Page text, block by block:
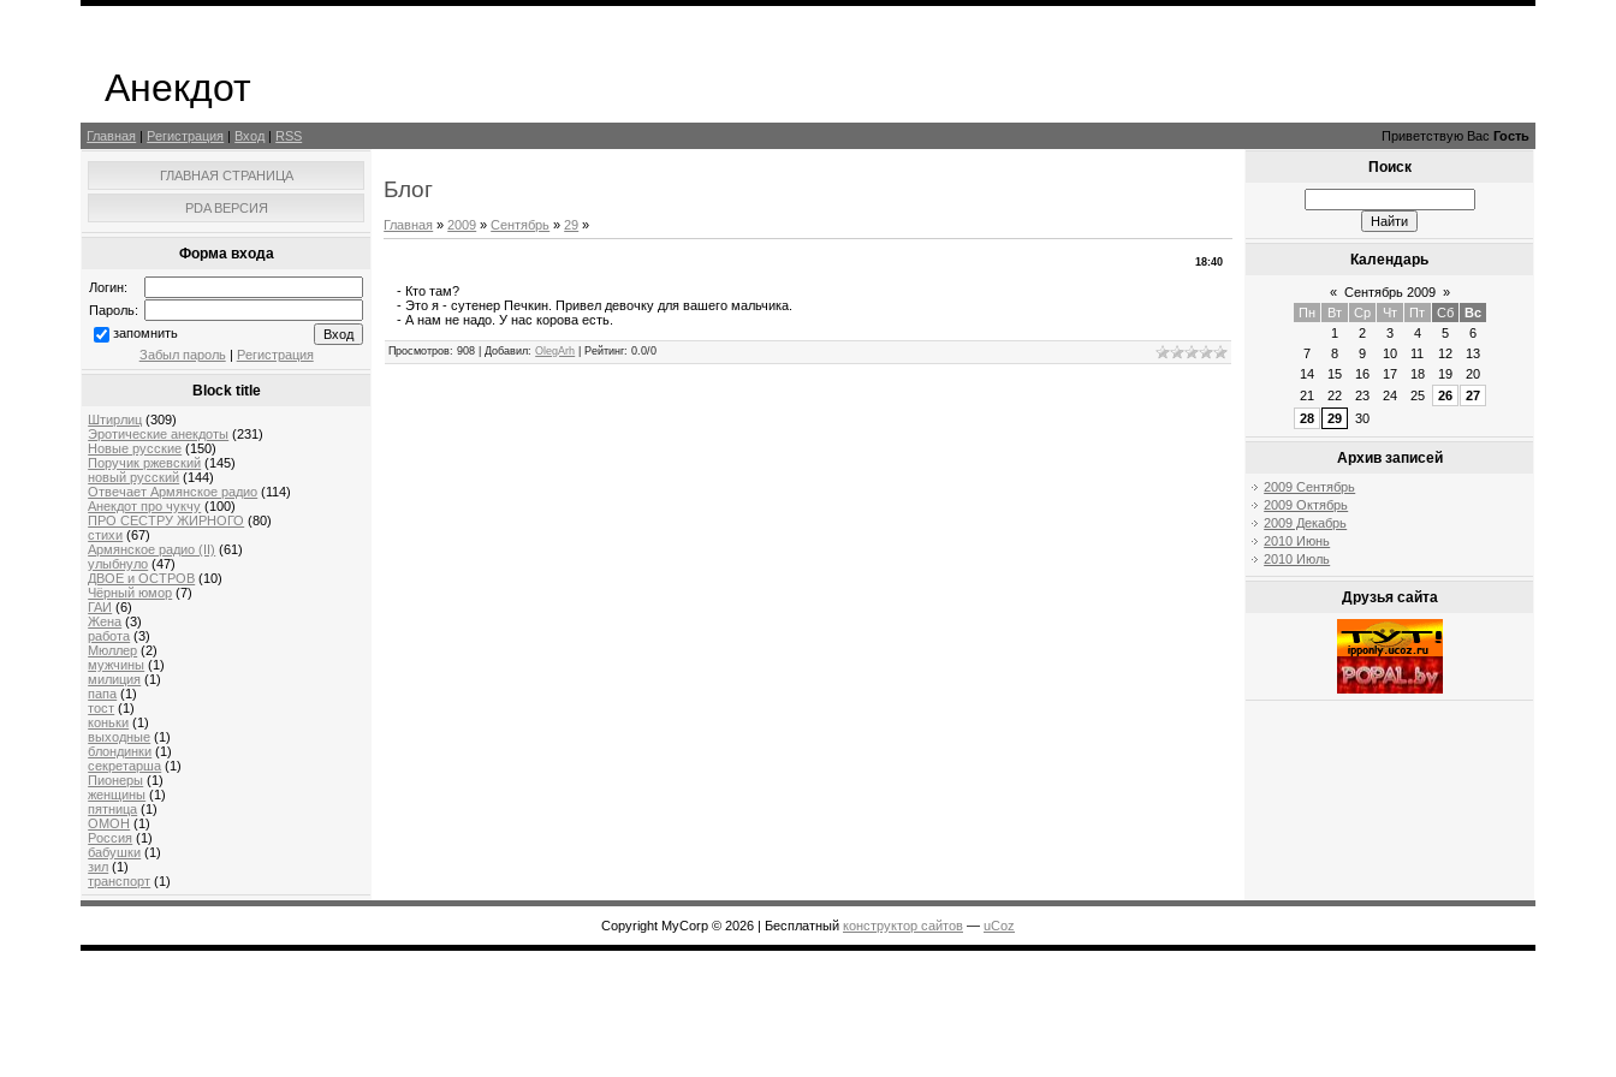
Анекдот
Главная | Регистрация | Вход | RSS Приветствую Вас Гость
ГЛАВНАЯ СТРАНИЦА
PDA ВЕРСИЯ
Форма входа
Логин:
Пароль:
запомнить
Забыл пароль | Регистрация
Block title
Штирлиц (309)
Эротические анекдоты (231)
Новые русские (150)
Поручик ржевский (145)
новый русский (144)
Отвечает Aрмянское радио (114)
Анекдот про чукчу (100)
ПРО СЕСТРУ ЖИРНОГО (80)
стихи (67)
Aрмянскоe радио (II) (61)
улыбнуло (47)
ДВОЕ и ОСТРОВ (10)
Чёрный юмор (7)
ГАИ (6)
Жена (3)
работа (3)
Мюллер (2)
мужчины (1)
милиция (1)
папа (1)
тост (1)
коньки (1)
выходные (1)
блондинки (1)
секретарша (1)
Пионеры (1)
женщины (1)
пятница (1)
ОМОН (1)
Россия (1)
бабушки (1)
зил (1)
транспорт (1)
Блог
Главная »2009 » Сентябрь » 29 »
18:40
- Кто там?
- Это я - сутенер Печкин. Привел девочку для вашего мальчика.
- А нам не надо. У нас корова есть.
Просмотров: 908 | Добавил:OlegArh Рейтинг:0.0/0
Поиск
Календарь
« Сентябрь 2009 »
Пн
Вт Ср Чт Пт Сб
Вс
1
2 3 4 5
6
7
8 9 10 11 12
13
14
15 16 17 18 19
20
21
22 23 24 25 26
27
28
29 30
Архив записей
2009 Сентябрь
2009 Октябрь
2009 Декабрь
2010 Июнь
2010 Июль
Друзья сайта
Copyright MyCorp © 2026 | Бесплатный конструктор сайтов — uCoz